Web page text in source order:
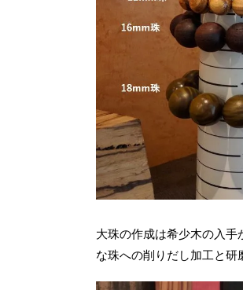
大珠の作成は希少木の入
な珠への削りだし加工と研